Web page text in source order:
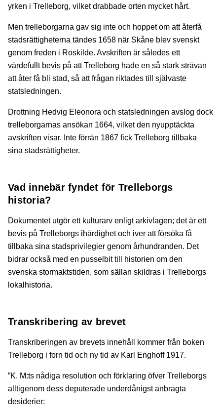
yrken i Trelleborg, vilket drabbade orten mycket hårt.
Men trelleborgarna gav sig inte och hoppet om att återfå
stadsrättigheterna tändes 1658 när Skåne blev svenskt
genom freden i Roskilde. Avskriften är således ett
värdefullt bevis på att Trelleborg hade en så stark strävan
att åter få bli stad, så att frågan riktades till självaste
statsledningen.
Drottning Hedvig Eleonora och statsledningen avslog dock
trelleborgarnas ansökan 1664, vilket den nyupptäckta
avskriften visar. Inte förrän 1867 fick Trelleborg tillbaka
sina stadsrättigheter.
Vad innebär fyndet för Trelleborgs
historia?
Dokumentet utgör ett kulturarv enligt arkivlagen; det är ett
bevis på Trelleborgs ihärdighet och iver att försöka få
tillbaka sina stadsprivilegier genom århundranden. Det
bidrar också med en pusselbit till historien om den
svenska stormaktstiden, som sällan skildras i Trelleborgs
lokalhistoria.
Transkribering av brevet
Transkriberingen av brevets innehåll kommer från boken
Trelleborg i forn tid och ny tid av Karl Enghoff 1917.
”K. M:ts nådiga resolution och förklaring öfver Trelleborgs
alltigenom dess deputerade underdånigst anbragta
desiderier: